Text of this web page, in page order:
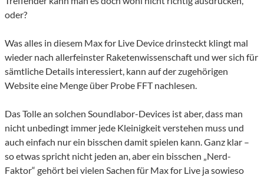
oder?
Was alles in diesem Max for Live Device drinsteckt klingt mal
wieder nach allerfeinster Raketenwissenschaft und wer sich für
sämtliche Details interessiert, kann auf der zugehörigen
Website eine Menge über Probe FFT nachlesen.
Das Tolle an solchen Soundlabor-Devices ist aber, dass man
nicht unbedingt immer jede Kleinigkeit verstehen muss und
auch einfach nur ein bisschen damit spielen kann. Ganz klar –
so etwas spricht nicht jeden an, aber ein bisschen „Nerd-
Faktor“ gehört bei vielen Sachen für Max for Live ja sowieso